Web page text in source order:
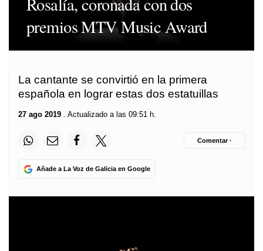
premios MTV Music Award
La cantante se convirtió en la primera
española en lograr estas dos estatuillas
27 ago 2019 . Actualizado a las 09:51 h.
Añade a La Voz de Galicia en Google
Comentar ·